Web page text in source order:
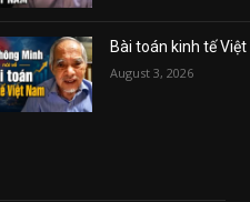
Bài toán kinh tế Việt
August 3, 2026